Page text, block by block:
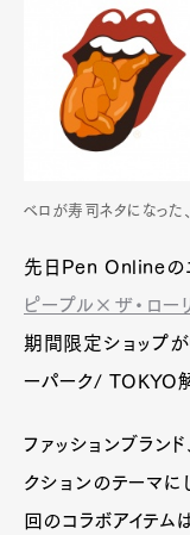
ベロが寿司ネタになった、
先日Pen Onlineの
ピープル×ザ・ロー
期間限定ショップ
ーパーク/ TOKYO解
ファッションブラン
クションのテーマに
回のコラボアイテム